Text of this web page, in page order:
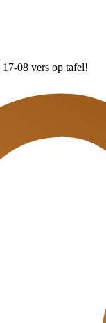
17-08 vers op tafel!